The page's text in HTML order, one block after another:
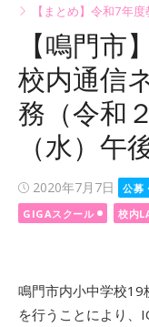
【まとめ】令和7年
【鳴門市
校内通信
務（令和
（水）午
Posted
on
2020年7月7日 公募
GIGAスクール 校内
鳴門市内小中学校19
を行うことにより、